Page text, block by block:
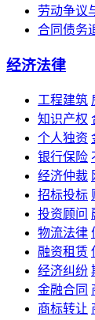
劳动争议
合同债务
经济法律
工程建筑
知识产权
个人独资
银行保险
经济仲裁
招标投标
投资顾问
物流法律
融资租赁
经济纠纷
金融合同
商标转让